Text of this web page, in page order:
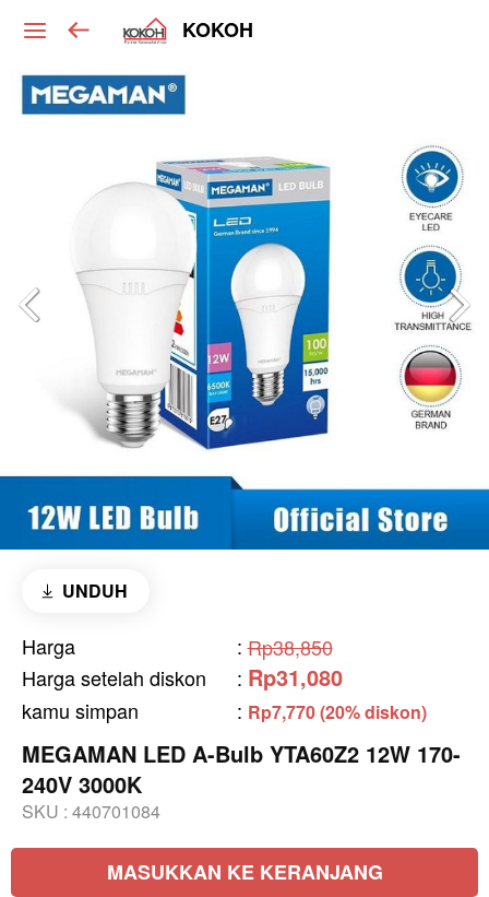
KOKOH
UNDUH
Harga : Rp38,850
Harga setelah diskon
: Rp31,080
kamu simpan : Rp7,770 (20% diskon)
MEGAMAN LED A-Bulb YTA60Z2 12W 170-
240V 3000K
SKU : 440701084
MASUKKAN KE KERANJANG